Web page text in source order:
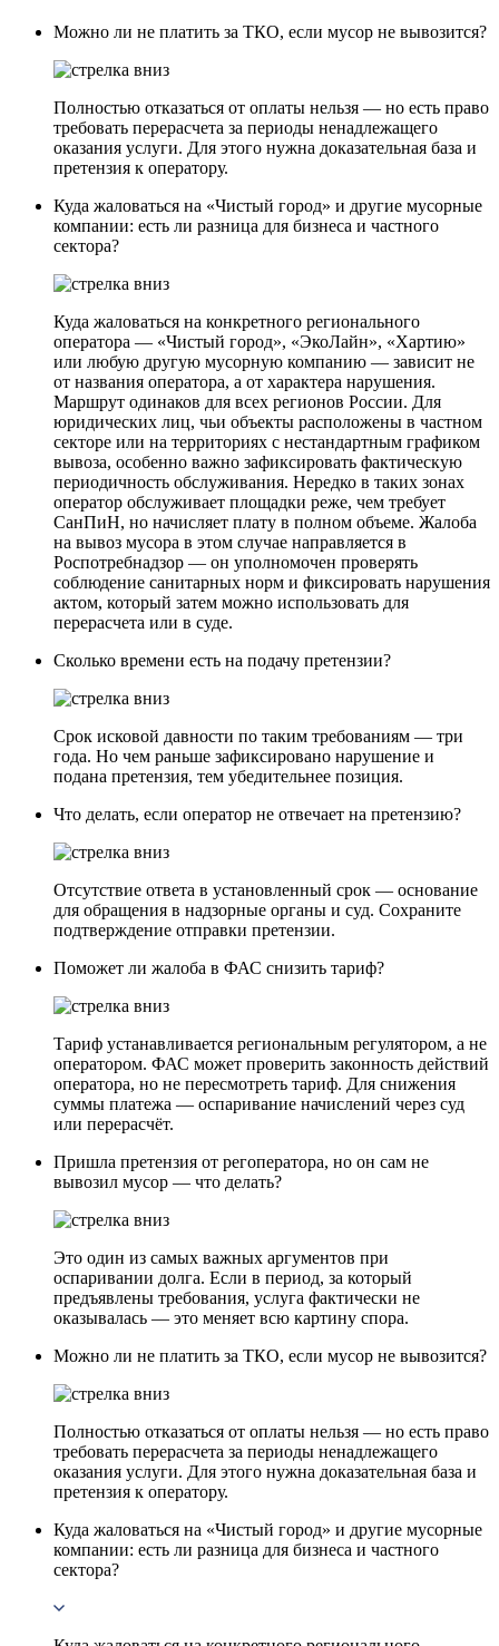
Можно ли не платить за ТКО, если мусор не вывозится?
Полностью отказаться от оплаты нельзя — но есть право
требовать перерасчета за периоды ненадлежащего
оказания услуги. Для этого нужна доказательная база и
претензия к оператору.
Куда жаловаться на «Чистый город» и другие мусорные
компании: есть ли разница для бизнеса и частного
сектора?
Куда жаловаться на конкретного регионального
оператора — «Чистый город», «ЭкоЛайн», «Хартию»
или любую другую мусорную компанию — зависит не
от названия оператора, а от характера нарушения.
Маршрут одинаков для всех регионов России. Для
юридических лиц, чьи объекты расположены в частном
секторе или на территориях с нестандартным графиком
вывоза, особенно важно зафиксировать фактическую
периодичность обслуживания. Нередко в таких зонах
оператор обслуживает площадки реже, чем требует
СанПиН, но начисляет плату в полном объеме. Жалоба
на вывоз мусора в этом случае направляется в
Роспотребнадзор — он уполномочен проверять
соблюдение санитарных норм и фиксировать нарушения
актом, который затем можно использовать для
перерасчета или в суде.
Сколько времени есть на подачу претензии?
Срок исковой давности по таким требованиям — три
года. Но чем раньше зафиксировано нарушение и
подана претензия, тем убедительнее позиция.
Что делать, если оператор не отвечает на претензию?
Отсутствие ответа в установленный срок — основание
для обращения в надзорные органы и суд. Сохраните
подтверждение отправки претензии.
Поможет ли жалоба в ФАС снизить тариф?
Тариф устанавливается региональным регулятором, а не
оператором. ФАС может проверить законность действий
оператора, но не пересмотреть тариф. Для снижения
суммы платежа — оспаривание начислений через суд
или перерасчёт.
Пришла претензия от регоператора, но он сам не
вывозил мусор — что делать?
Это один из самых важных аргументов при
оспаривании долга. Если в период, за который
предъявлены требования, услуга фактически не
оказывалась — это меняет всю картину спора.
Можно ли не платить за ТКО, если мусор не вывозится?
Полностью отказаться от оплаты нельзя — но есть право
требовать перерасчета за периоды ненадлежащего
оказания услуги. Для этого нужна доказательная база и
претензия к оператору.
Куда жаловаться на «Чистый город» и другие мусорные
компании: есть ли разница для бизнеса и частного
сектора?